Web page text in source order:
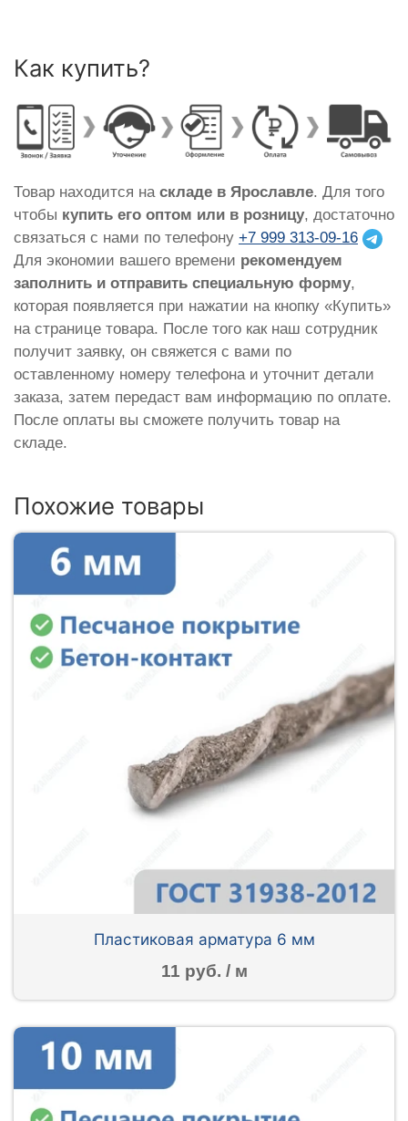
Как купить?
Товар находится на складе в Ярославле. Для того
чтобы купить его оптом или в розницу, достаточно
связаться с нами по телефону +7 999 313-09-16
Для экономии вашего времени рекомендуем
заполнить и отправить специальную форму,
которая появляется при нажатии на кнопку «Купить»
на странице товара. После того как наш сотрудник
получит заявку, он свяжется с вами по
оставленному номеру телефона и уточнит детали
заказа, затем передаст вам информацию по оплате.
После оплаты вы сможете получить товар на
складе.
Похожие товары
Пластиковая арматура 6 мм
11 руб. / м